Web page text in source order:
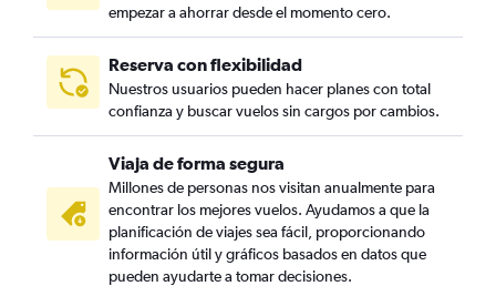
empezar a ahorrar desde el momento cero.
Reserva con flexibilidad
Nuestros usuarios pueden hacer planes con total
confianza y buscar vuelos sin cargos por cambios.
Viaja de forma segura
Millones de personas nos visitan anualmente para
encontrar los mejores vuelos. Ayudamos a que la
planificación de viajes sea fácil, proporcionando
información útil y gráficos basados en datos que
pueden ayudarte a tomar decisiones.